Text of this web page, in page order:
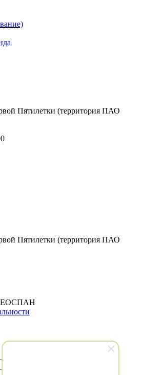
Пятилетки (территория ПАО
Пятилетки (территория ПАО